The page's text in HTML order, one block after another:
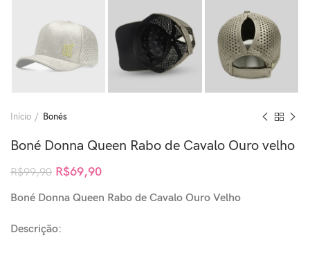
Início Bonés
Boné Donna Queen Rabo de Cavalo Ouro velho
R$99,90 R$69,90
Boné Donna Queen Rabo de Cavalo Ouro Velho
Descrição: